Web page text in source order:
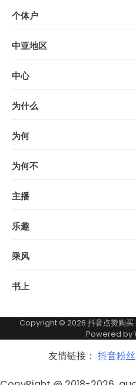
个体户
中亚地区
中心
为什么
为何
为何不
主播
乐趣
乘风
书上
Copyright © 2026 抖音点赞购买
Powered by
友情链接： 抖音粉